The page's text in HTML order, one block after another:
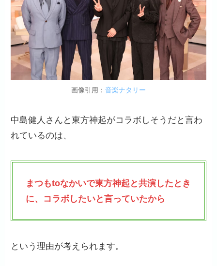
画像引用： 音楽ナタリー
中島健人さんと東方神起がコラボしそうだと言わ
れているのは、
まつもtoなかいで東方神起と共演したとき
に、コラボしたいと言っていたから
という理由が考えられます。